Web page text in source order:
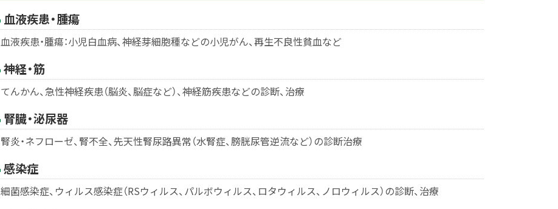
血液疾患・腫瘍
血液疾患・腫瘍：小児白血病、神経芽細胞種などの小児がん、再生不良性貧血など
神経・筋
てんかん、急性神経疾患（脳炎、脳症など）、神経筋疾患などの診断、治療
腎臓・泌尿器
腎炎・ネフローゼ、腎不全、先天性腎尿路異常（水腎症、膀胱尿管逆流など）の診断治療
感染症
細菌感染症、ウィルス感染症（RSウィルス、パルボウィルス、ロタウィルス、ノロウィルス）の診断、治療